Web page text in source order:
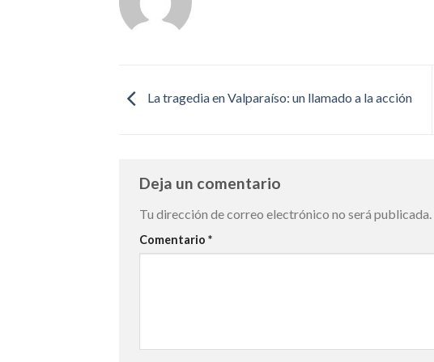
La tragedia en Valparaíso: un llamado a la acción
Deja un comentario
Tu dirección de correo electrónico no será publicada.
Comentario *